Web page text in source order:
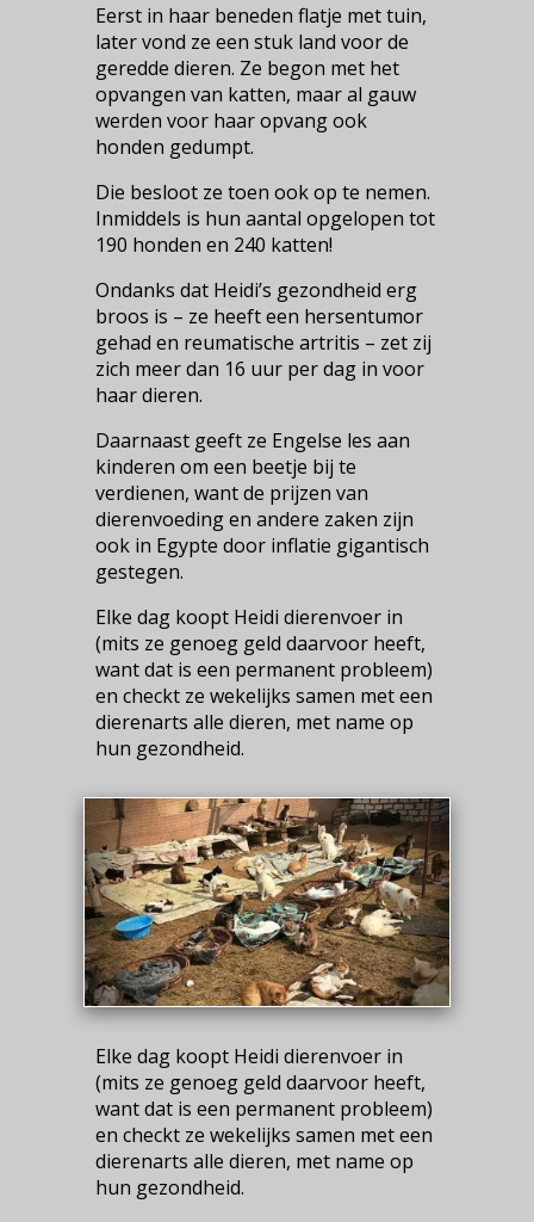
Eerst in haar beneden flatje met tuin,
later vond ze een stuk land voor de
geredde dieren. Ze begon met het
opvangen van katten, maar al gauw
werden voor haar opvang ook
honden gedumpt.
Die besloot ze toen ook op te nemen.
Inmiddels is hun aantal opgelopen tot
190 honden en 240 katten!
Ondanks dat Heidi’s gezondheid erg
broos is – ze heeft een hersentumor
gehad en reumatische artritis – zet zij
zich meer dan 16 uur per dag in voor
haar dieren.
Daarnaast geeft ze Engelse les aan
kinderen om een beetje bij te
verdienen, want de prijzen van
dierenvoeding en andere zaken zijn
ook in Egypte door inflatie gigantisch
gestegen.
Elke dag koopt Heidi dierenvoer in
(mits ze genoeg geld daarvoor heeft,
want dat is een permanent probleem)
en checkt ze wekelijks samen met een
dierenarts alle dieren, met name op
hun gezondheid.
Elke dag koopt Heidi dierenvoer in
(mits ze genoeg geld daarvoor heeft,
want dat is een permanent probleem)
en checkt ze wekelijks samen met een
dierenarts alle dieren, met name op
hun gezondheid.